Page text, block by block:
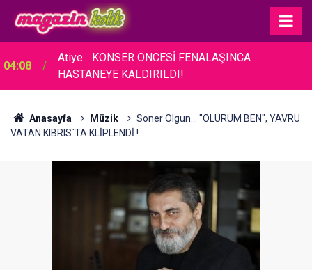
04:08
Atiye... KONSER ÖNCESİ FENALAŞINCA
HASTANEYE KALDIRILDI!
Anasayfa Müzik
Soner Olgun... "ÖLÜRÜM BEN", YAVRU
VATAN KIBRIS`TA KLİPLENDİ !..